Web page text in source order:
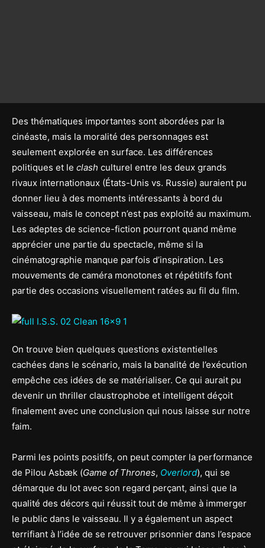
Des thématiques importantes sont abordées par la
cinéaste, mais la moralité des personnages est
seulement explorée en surface. Les différences
politiques et le clash culturel entre les deux grands
rivaux internationaux (États-Unis vs. Russie) auraient pu
donner lieu à des moments intéressants à bord du
vaisseau, mais le concept n’est pas exploité au maximum.
Les adeptes de science-fiction pourront quand même
apprécier une partie du spectacle, même si la
cinématographie manque parfois d’inspiration. Les
mouvements de caméra monotones et répétitifs font
partie des occasions visuellement ratées au fil du film.
On trouve bien quelques questions existentielles
cachées dans le scénario, mais la banalité de l’exécution
empêche ces idées de se matérialiser. Ce qui aurait pu
devenir un thriller claustrophobe et intelligent déçoit
finalement avec une conclusion qui nous laisse sur notre
faim.
Parmi les points positifs, on peut compter la performance
de Pilou Asbæk (Game of Thrones, Overlord), qui se
démarque du lot avec son regard perçant, ainsi que la
qualité des décors qui réussit tout de même à immerger
le public dans le vaisseau. Il y a également un aspect
terrifiant à l’idée de se retrouver prisonnier dans l’espace